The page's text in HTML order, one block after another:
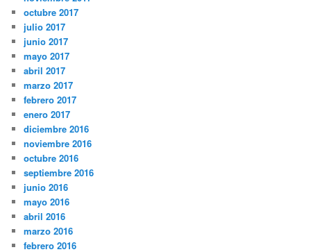
octubre 2017
julio 2017
junio 2017
mayo 2017
abril 2017
marzo 2017
febrero 2017
enero 2017
diciembre 2016
noviembre 2016
octubre 2016
septiembre 2016
junio 2016
mayo 2016
abril 2016
marzo 2016
febrero 2016